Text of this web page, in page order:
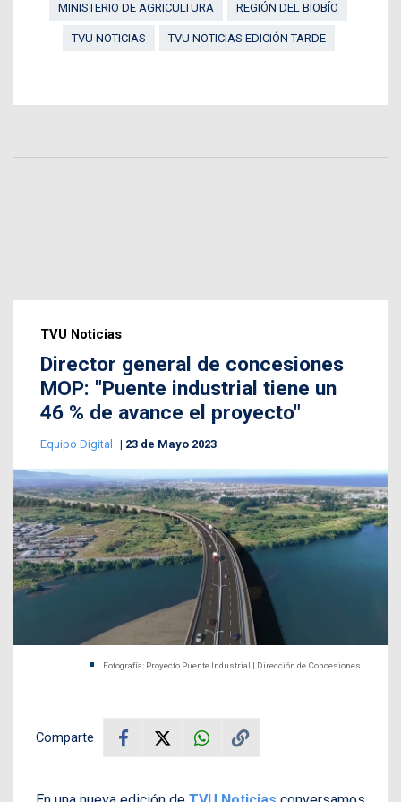
MINISTERIO DE AGRICULTURA
REGIÓN DEL BIOBÍO
TVU NOTICIAS TVU NOTICIAS EDICIÓN TARDE
TVU Noticias
Director general de concesiones
MOP: "Puente industrial tiene un
46 % de avance el proyecto"
Equipo Digital 23 de Mayo 2023
Fotografía: Proyecto Puente Industrial | Dirección de Concesiones
Comparte